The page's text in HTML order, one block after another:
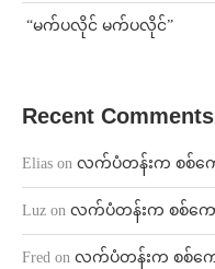
⁨ ⁨“မက်ပလိုင် မက်ပလိုင်”
Recent Comments
Elias on လက်ပံတန်းက စစ်ကေ
Luz on လက်ပံတန်းက စစ်ကော
Fred on လက်ပံတန်းက စစ်ကေ